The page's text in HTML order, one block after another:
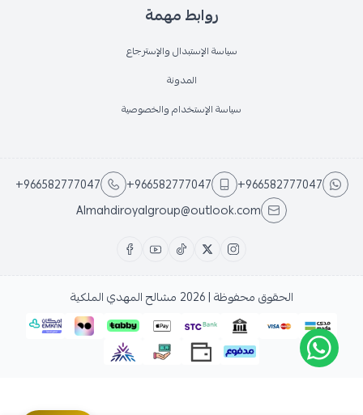
روابط مهمة
سياسة الإستبدال والإسترجاع
المدونة
سياسة الإستخدام والخصوصية
+966582777047
+966582777047
+966582777047
Almahdiroyalgroup@outlook.com
الحقوق محفوظة | 2026 مشالح المهدي الملكية